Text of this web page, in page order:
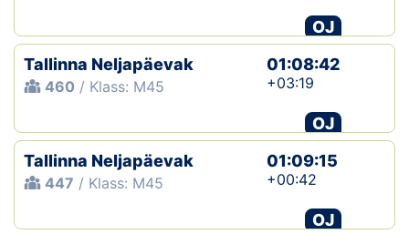
OJ
Tallinna Neljapäevak
460 / Klass: M45
01:08:42
+03:19
OJ
Tallinna Neljapäevak
447 / Klass: M45
01:09:15
+00:42
OJ